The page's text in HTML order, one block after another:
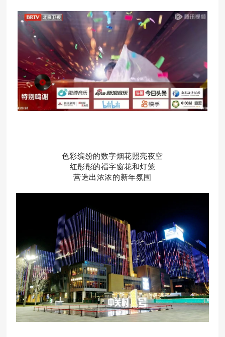
色彩缤纷的数字烟花照亮夜空
红彤彤的福字窗花和灯笼
营造出浓浓的新年氛围